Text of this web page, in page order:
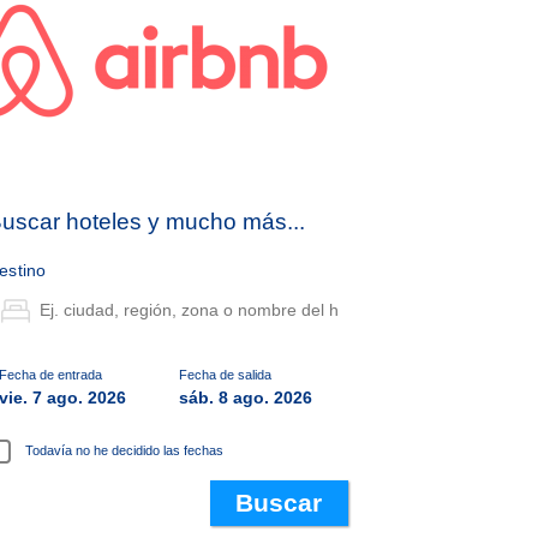
hoteles y mucho más...
de entrada
7 ago. 2026
Fecha de salida
sáb. 8 ago. 2026
Todavía no he decidido las fechas